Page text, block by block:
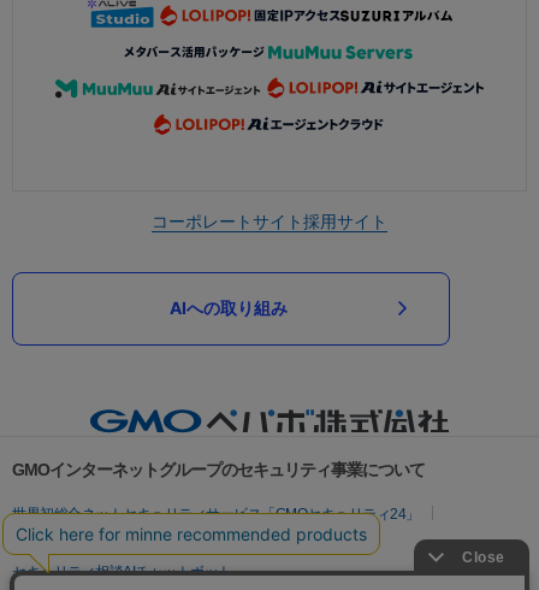
コーポレートサイト採用サイト
AIへの取り組み
GMOインターネットグループのセキュリティ事業について
世界初総合ネットセキュリティサービス「GMOセキュリティ24」
パスワード漏洩診断
Webサイトリスク診断
セキュリティ相談AIチャットボット